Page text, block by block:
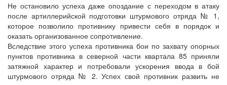
Не остановило успеха даже опоздание с переходом в атаку
после артиллерийской подготовки штурмового отряда № 1,
которое позволило противнику привести себя в порядок и
оказать организованное сопротивление.
Вследствие этого успеха противника бои по захвату опорных
пунктов противника в северной части квартала 85 приняли
затяжной характер и потребовали ускорения ввода в бой
штурмового отряда № 2. Успех свой противник развить не